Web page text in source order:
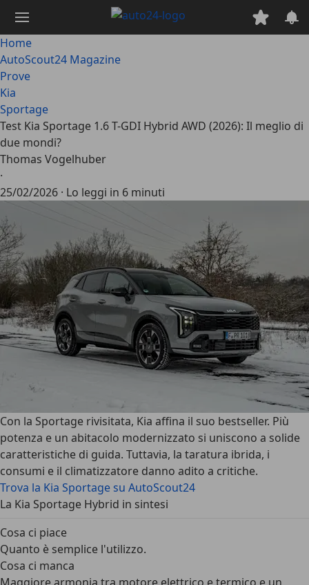
contenuto
principale
Home
AutoScout24 Magazine
Prove
Kia
Sportage
Test Kia Sportage 1.6 T-GDI Hybrid AWD (2026): Il meglio di
due mondi?
Thomas Vogelhuber
·
25/02/2026 · Lo leggi in 6 minuti
Con la Sportage rivisitata, Kia affina il suo bestseller. Più
potenza e un abitacolo modernizzato si uniscono a solide
caratteristiche di guida. Tuttavia, la taratura ibrida, i
consumi e il climatizzatore danno adito a critiche.
Trova la Kia Sportage su AutoScout24
La Kia Sportage Hybrid in sintesi
Cosa ci piace
Quanto è semplice l'utilizzo.
Cosa ci manca